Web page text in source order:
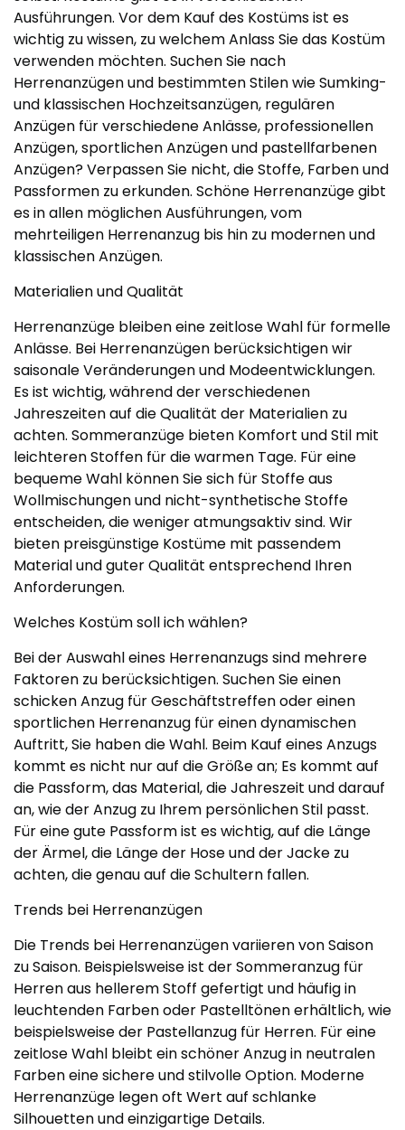
Ausführungen. Vor dem Kauf des Kostüms ist es
wichtig zu wissen, zu welchem ​​Anlass Sie das Kostüm
verwenden möchten. Suchen Sie nach
Herrenanzügen und bestimmten Stilen wie Sumking-
und klassischen Hochzeitsanzügen, regulären
Anzügen für verschiedene Anlässe, professionellen
Anzügen, sportlichen Anzügen und pastellfarbenen
Anzügen? Verpassen Sie nicht, die Stoffe, Farben und
Passformen zu erkunden. Schöne Herrenanzüge gibt
es in allen möglichen Ausführungen, vom
mehrteiligen Herrenanzug bis hin zu modernen und
klassischen Anzügen.
Materialien und Qualität
Herrenanzüge bleiben eine zeitlose Wahl für formelle
Anlässe. Bei Herrenanzügen berücksichtigen wir
saisonale Veränderungen und Modeentwicklungen.
Es ist wichtig, während der verschiedenen
Jahreszeiten auf die Qualität der Materialien zu
achten. Sommeranzüge bieten Komfort und Stil mit
leichteren Stoffen für die warmen Tage. Für eine
bequeme Wahl können Sie sich für Stoffe aus
Wollmischungen und nicht-synthetische Stoffe
entscheiden, die weniger atmungsaktiv sind. Wir
bieten preisgünstige Kostüme mit passendem
Material und guter Qualität entsprechend Ihren
Anforderungen.
Welches Kostüm soll ich wählen?
Bei der Auswahl eines Herrenanzugs sind mehrere
Faktoren zu berücksichtigen. Suchen Sie einen
schicken Anzug für Geschäftstreffen oder einen
sportlichen Herrenanzug für einen dynamischen
Auftritt, Sie haben die Wahl. Beim Kauf eines Anzugs
kommt es nicht nur auf die Größe an; Es kommt auf
die Passform, das Material, die Jahreszeit und darauf
an, wie der Anzug zu Ihrem persönlichen Stil passt.
Für eine gute Passform ist es wichtig, auf die Länge
der Ärmel, die Länge der Hose und der Jacke zu
achten, die genau auf die Schultern fallen.
Trends bei Herrenanzügen
Die Trends bei Herrenanzügen variieren von Saison
zu Saison. Beispielsweise ist der Sommeranzug für
Herren aus hellerem Stoff gefertigt und häufig in
leuchtenden Farben oder Pastelltönen erhältlich, wie
beispielsweise der Pastellanzug für Herren. Für eine
zeitlose Wahl bleibt ein schöner Anzug in neutralen
Farben eine sichere und stilvolle Option. Moderne
Herrenanzüge legen oft Wert auf schlanke
Silhouetten und einzigartige Details.